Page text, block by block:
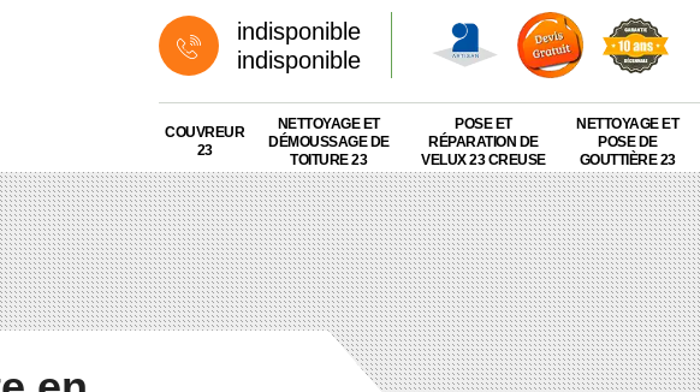
indisponible
indisponible
COUVREUR
23
NETTOYAGE ET
DÉMOUSSAGE DE
TOITURE 23
POSE ET
RÉPARATION DE
VELUX 23 CREUSE
NETTOYAGE ET
POSE DE
GOUTTIÈRE 23